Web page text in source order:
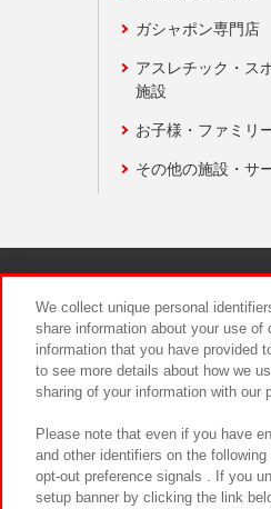
ガシャポン専門店
アスレチック・ス
施設
お子様・ファミリ
その他の施設・サ
We collect unique personal
share information about your use
information that you have provided
to see more details about how we
sharing of your information with our
Please note that even if you have
and other identifiers on the
opt-out preference signals . If you
setup banner by clicking the link